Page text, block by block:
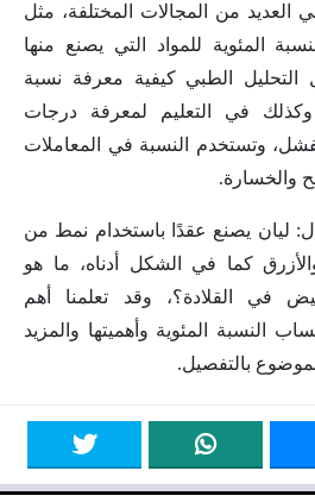
من المجالات المختلفة، مثل
المئوية للمواد التي يصنع منها
التحليل الطبي كيفية معرفة نسبة
وكذلك في التعليم لمعرفة درجات
وتستخدم النسبة في المعاملات
والخسارة.
ليان يصنع عقدًا باستخدام نمط من
كما في الشكل أدناه، ما هو
في القلادة؟، وقد تعلمنا أهم
النسبة المئوية وأهميتها والمزيد
بالتفصيل.